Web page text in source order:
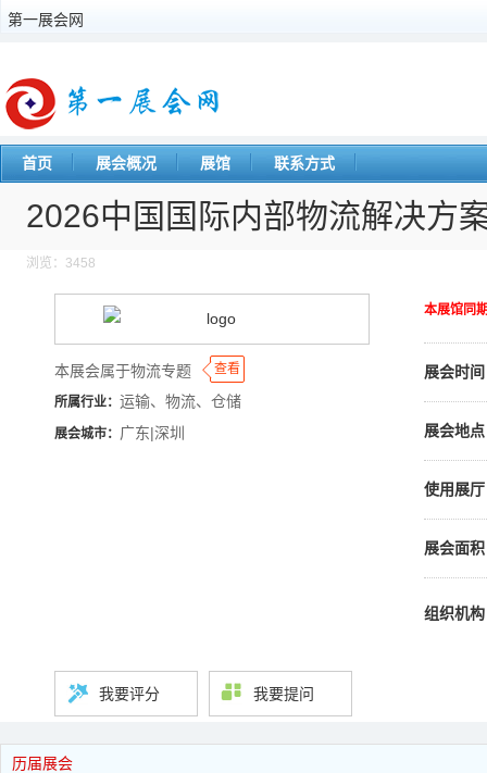
第一展会网
首页 展会概况 展馆 联系方式
2026中国国际内部物流解决方
浏览：3458
本展馆同
展会时
展会地
使用展
展会面
组织机构
本展会属于物流专题 ◆
◆查看
所属行业： 运输、物流、仓储
展会城市： 广东|深圳
我要评分 我要提问
历届展会